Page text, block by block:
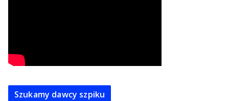
Szukamy dawcy szpiku